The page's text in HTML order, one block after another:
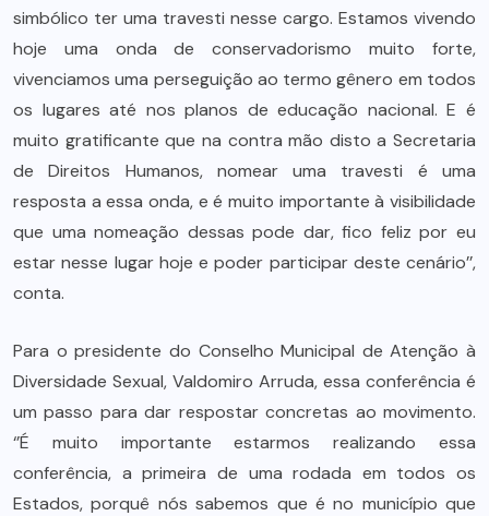
simbólico ter uma travesti nesse cargo. Estamos vivendo
hoje uma onda de conservadorismo muito forte,
vivenciamos uma perseguição ao termo gênero em todos
os lugares até nos planos de educação nacional. E é
muito gratificante que na contra mão disto a Secretaria
de Direitos Humanos, nomear uma travesti é uma
resposta a essa onda, e é muito importante à visibilidade
que uma nomeação dessas pode dar, fico feliz por eu
estar nesse lugar hoje e poder participar deste cenário’’,
conta.
Para o presidente do Conselho Municipal de Atenção à
Diversidade Sexual, Valdomiro Arruda, essa conferência é
um passo para dar respostar concretas ao movimento.
‘’É muito importante estarmos realizando essa
conferência, a primeira de uma rodada em todos os
Estados, porquê nós sabemos que é no município que